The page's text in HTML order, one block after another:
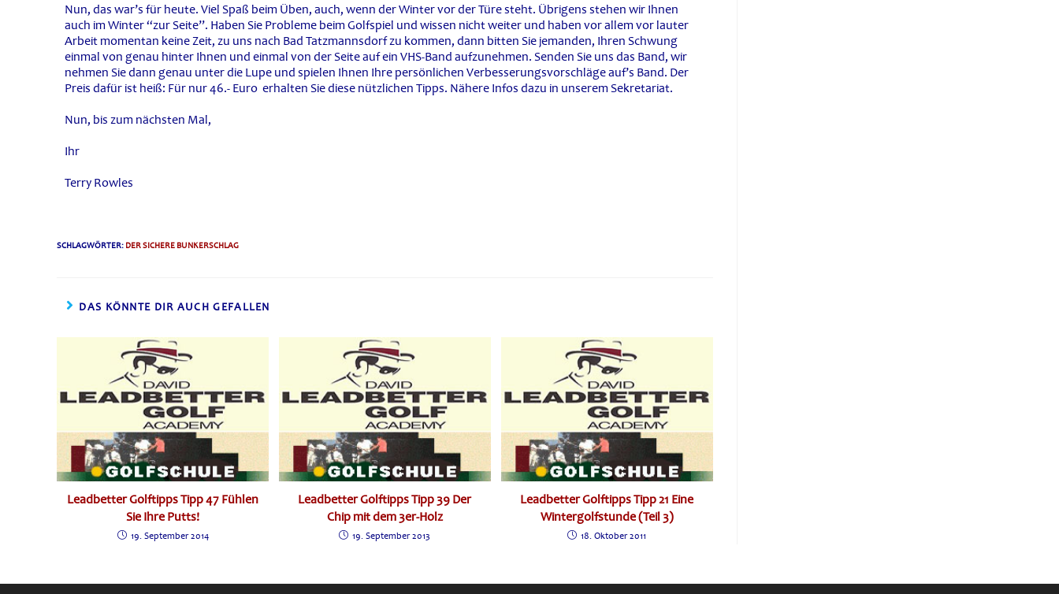
Nun, das war’s für heute. Viel Spaß beim Üben, auch, wenn der Winter vor der Türe steht. Übrigens stehen wir Ihnen
auch im Winter “zur Seite”. Haben Sie Probleme beim Golfspiel und wissen nicht weiter und haben vor allem vor lauter
Arbeit momentan keine Zeit, zu uns nach Bad Tatzmannsdorf zu kommen, dann bitten Sie jemanden, Ihren Schwung
einmal von genau hinter Ihnen und einmal von der Seite auf ein VHS-Band aufzunehmen. Senden Sie uns das Band, wir
nehmen Sie dann genau unter die Lupe und spielen Ihnen Ihre persönlichen Verbesserungsvorschläge auf’s Band. Der
Preis dafür ist heiß: Für nur 46.- Euro erhalten Sie diese nützlichen Tipps. Nähere Infos dazu in unserem Sekretariat.
Nun, bis zum nächsten Mal,
Ihr
Terry Rowles
SCHLAGWÖRTER: DER SICHERE BUNKERSCHLAG
DAS KÖNNTE DIR AUCH GEFALLEN
Leadbetter Golftipps Tipp 47 Fühlen
Sie Ihre Putts!
19. September 2014
Leadbetter Golftipps Tipp 39 Der
Chip mit dem 3er-Holz
19. September 2013
Leadbetter Golftipps Tipp 21 Eine
Wintergolfstunde (Teil 3)
18. Oktober 2011